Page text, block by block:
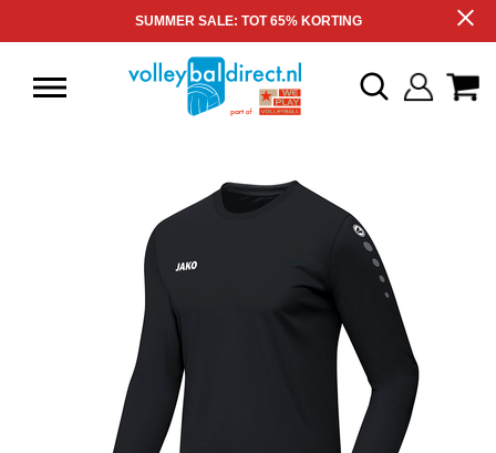
SUMMER SALE: TOT 65% KORTING